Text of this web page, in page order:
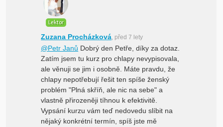
Lektor
Zuzana Procházková, před 7 lety
@Petr Janů Dobrý den Petře, díky za dotaz.
Zatím jsem tu kurz pro chlapy nevypisovala,
ale věnuji se jim i osobně. Máte pravdu, že
chlapy nepotřebují řešit ten spíše ženský
problém "Plná skříň, ale nic na sebe" a
vlastně přirozeněji tíhnou k efektivitě.
Vypsání kurzu vám teď nedovedu slíbit na
nějaký konkrétní termín, spíš jste mě